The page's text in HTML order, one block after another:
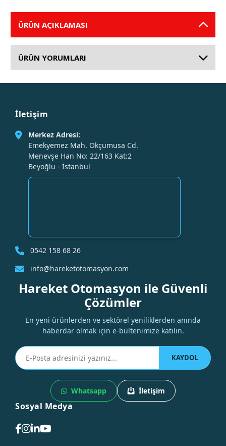
ÜRÜN AÇIKLAMASI
ÜRÜN YORUMLARI
İletişim
Merkez Adresi:
Emekyemez Mah. Okçumusa Cd.
Menevşe Han No: 22/163 Kat:2
Beyoğlu - İstanbul
0542 158 68 26
info@hareketotomasyon.com
Hareket Otomasyon ile Güvenli
Çözümler
En yeni ürünlerden ve sektörel yeniliklerden anında
haberdar olmak için e-bültenimize katılın.
KAYDOL
Whatsapp İletişim
Sosyal Medya